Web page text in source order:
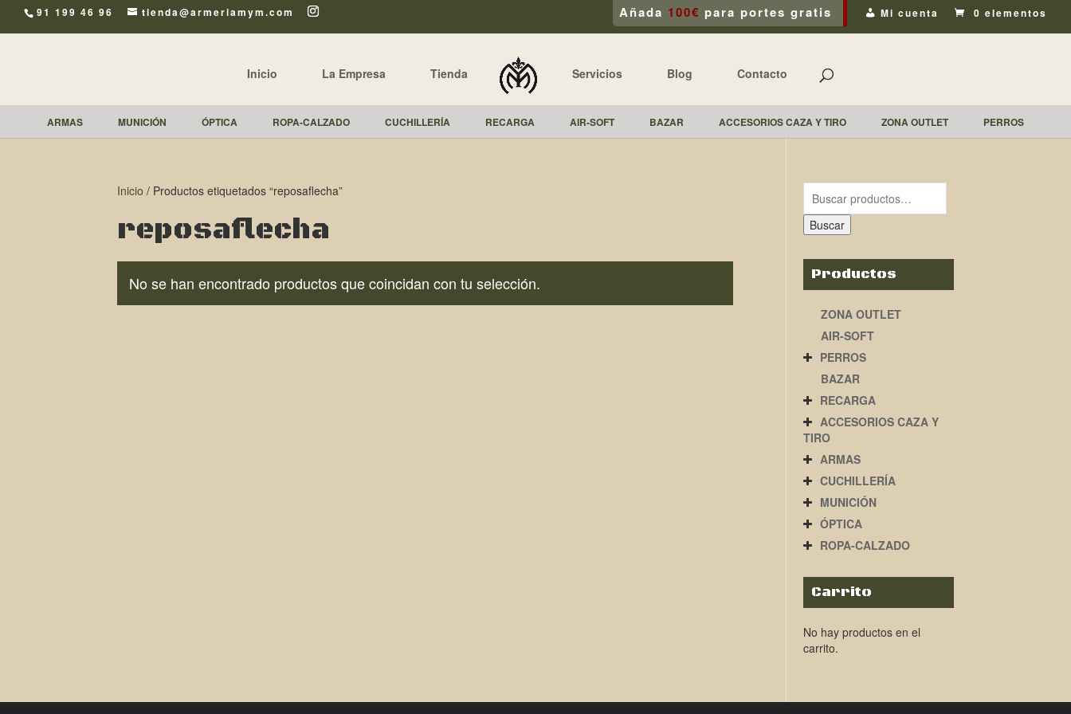
91 199 46 96 tienda@armeriamym.com Añada 100€ para portes gratis Mi cuenta 0 elementos
Inicio La Empresa Tienda Servicios Blog Contacto
ARMAS MUNICIÓN ÓPTICA ROPA-CALZADO CUCHILLERÍA RECARGA AIR-SOFT BAZAR ACCESORIOS CAZA Y TIRO ZONA OUTLET PERROS
Inicio / Productos etiquetados “reposaflecha”
reposaflecha
No se han encontrado productos que coincidan con tu selección.
Buscar
Productos
ZONA OUTLET
AIR-SOFT
PERROS
BAZAR
RECARGA
ACCESORIOS CAZA Y
TIRO
ARMAS
CUCHILLERÍA
MUNICIÓN
ÓPTICA
ROPA-CALZADO
Carrito
No hay productos en el
carrito.